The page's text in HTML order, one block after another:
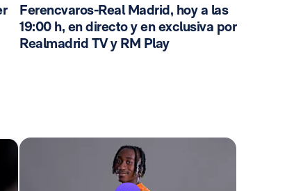
Ferencvaros-Real Madrid, hoy a las
19:00 h, en directo y en exclusiva por
Realmadrid TV y RM Play